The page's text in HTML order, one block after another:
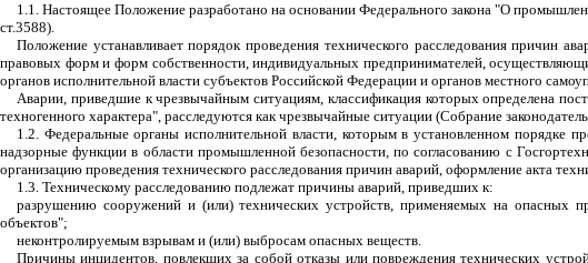
1.1. Настоящее Положение разработано на основании Федерального закона "О
ст.3588).
Положение устанавливает порядок проведения технического расследования причин
правовых форм и форм собственности, индивидуальных предпринимателей,
органов исполнительной власти субъектов Российской Федерации и органов местного
Аварии, приведшие к чрезвычайным ситуациям, классификация которых определена
техногенного характера", расследуются как чрезвычайные ситуации (Собрание
1.2. Федеральные органы исполнительной власти, которым в установленном порядке
надзорные функции в области промышленной безопасности, по согласованию с
организацию проведения технического расследования причин аварий, оформление акта
1.3. Техническому расследованию подлежат причины аварий, приведших к:
разрушению сооружений и (или) технических устройств, применяемых на опасных
объектов";
неконтролируемым взрывам и (или) выбросам опасных веществ.
Причины инцидентов, повлекших за собой отказы или повреждения технических